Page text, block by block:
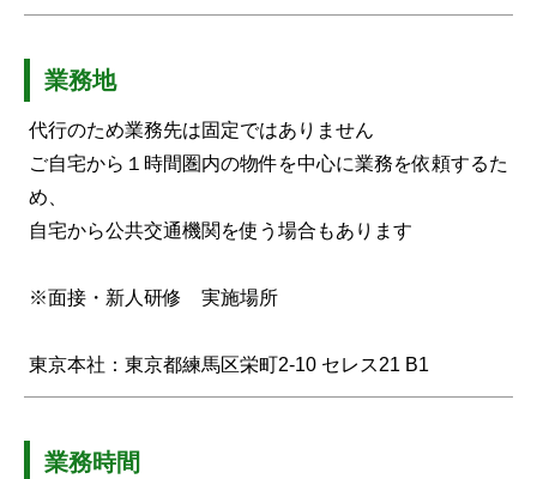
業務地
代行のため業務先は固定ではありません
ご自宅から１時間圏内の物件を中心に業務を依頼するた
め、
自宅から公共交通機関を使う場合もあります
※面接・新人研修 実施場所
東京本社：東京都練馬区栄町2-10 セレス21 B1
業務時間